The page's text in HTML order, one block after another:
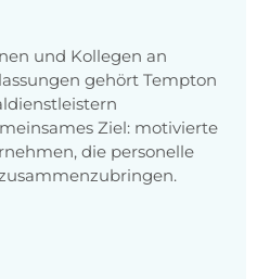
und Kollegen an
gehört Tempton
Ziel: motivierte
die personelle